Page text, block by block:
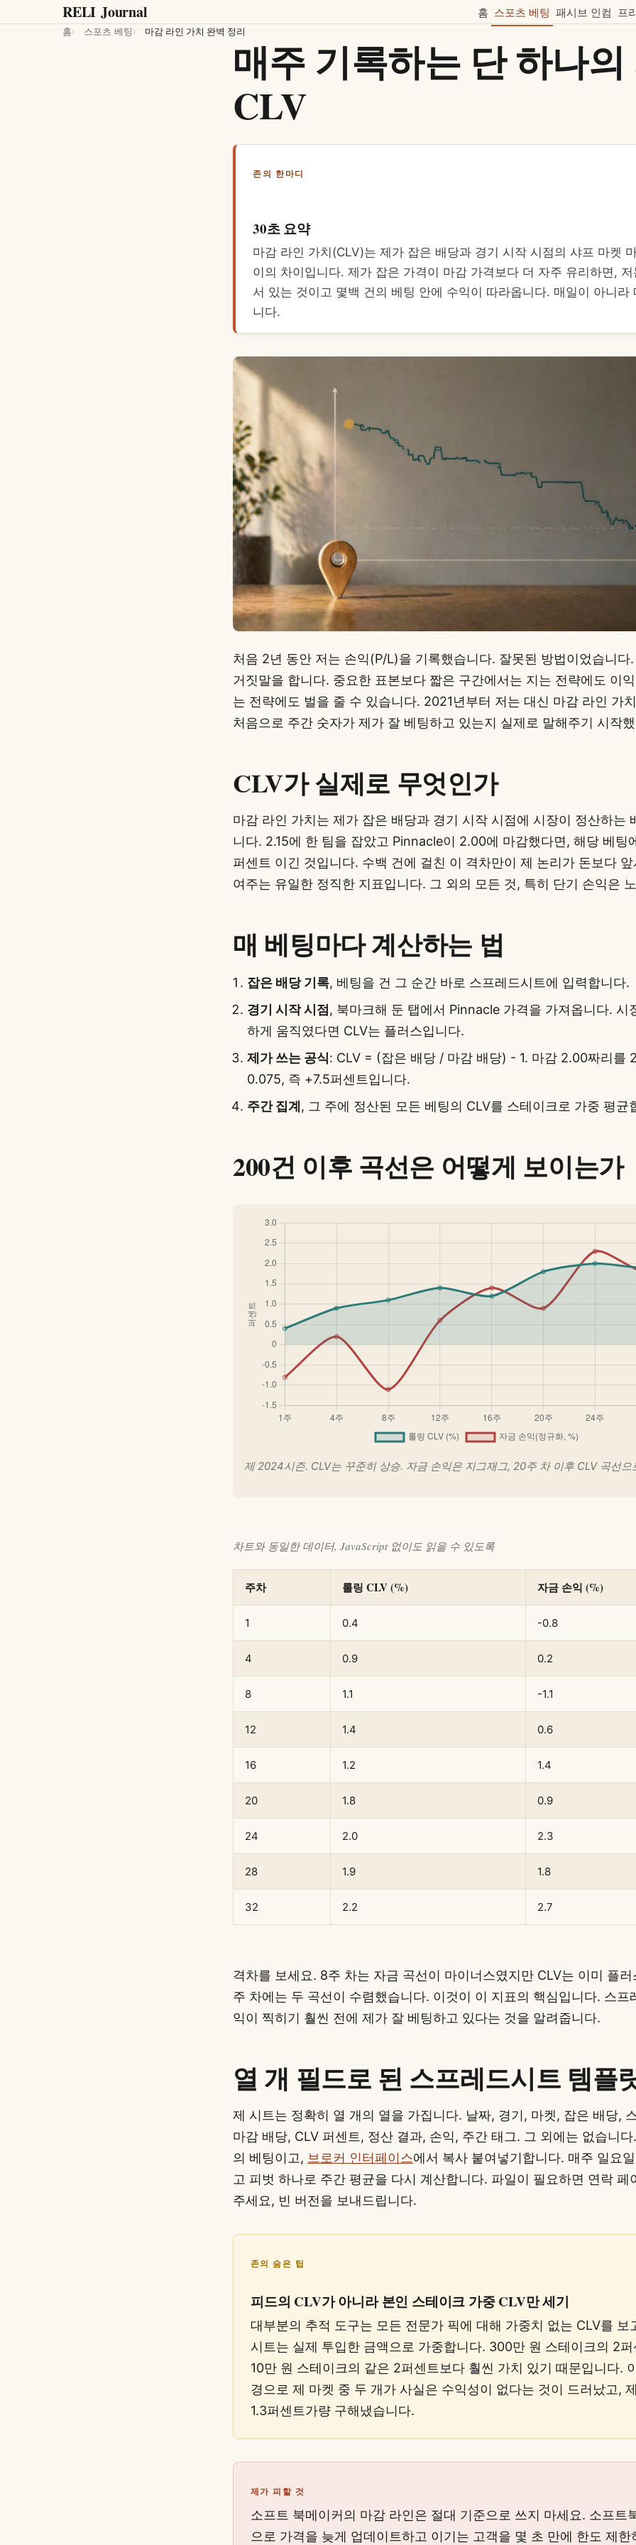
RELI Journal 홈 스포츠 베팅 패시브 인컴 프
홈 스포츠 베팅 마감 라인 가치 완벽 정리
매주 기록하는 단 하나
CLV
존의 한마디
30초 요약
마감 라인 가치(CLV)는 제가 잡은 배당과 경기 시작 시점의 샤프 마켓
이의 차이입니다. 제가 잡은 가격이 마감 가격보다 더 자주 유리하면,
서 있는 것이고 몇백 건의 베팅 안에 수익이 따라옵니다. 매일이 아니라
니다.
처음 2년 동안 저는 손익(P/L)을 기록했습니다. 잘못된 방법이었습니다
거짓말을 합니다. 중요한 표본보다 짧은 구간에서는 지는 전략에도 이
는 전략에도 벌을 줄 수 있습니다. 2021년부터 저는 대신 마감 라인 가
처음으로 주간 숫자가 제가 잘 베팅하고 있는지 실제로 말해주기 시작
CLV가 실제로 무엇인가
마감 라인 가치는 제가 잡은 배당과 경기 시작 시점에 시장이 정산하는
니다. 2.15에 한 팀을 잡았고 Pinnacle이 2.00에 마감했다면, 해당 베팅
퍼센트 이긴 것입니다. 수백 건에 걸친 이 격차만이 제 논리가 돈보다 앞
여주는 유일한 정직한 지표입니다. 그 외의 모든 것, 특히 단기 손익은
매 베팅마다 계산하는 법
잡은 배당 기록, 베팅을 건 그 순간 바로 스프레드시트에 입력합니다.
경기 시작 시점 , 북마크해 둔 탭에서 Pinnacle 가격을 가져옵니다. 시
하게 움직였다면 CLV는 플러스입니다.
제가 쓰는 공식: CLV = (잡은 배당 / 마감 배당) - 1. 마감 2.00짜리를
0.075, 즉 +7.5퍼센트입니다.
주간 집계 , 그 주에 정산된 모든 베팅의 CLV를 스테이크로 가중 평균
200건 이후 곡선은 어떻게 보이는가
제 2024시즌. CLV는 꾸준히 상승. 자금 손익은 지그재그, 20주 차 이후 CLV 곡선으
차트와 동일한 데이터, JavaScript 없이도 읽을 수 있도록
주차 롤링 CLV (%) 자금 손익 (%)
1 0.4 -0.8
4 0.9 0.2
8 1.1 -1.1
12 1.4 0.6
16 1.2 1.4
20 1.8 0.9
24 2.0 2.3
28 1.9 1.8
32 2.2 2.7
격차를 보세요. 8주 차는 자금 곡선이 마이너스였지만 CLV는 이미 플
주 차에는 두 곡선이 수렴했습니다. 이것이 이 지표의 핵심입니다. 스프
익이 찍히기 훨씬 전에 제가 잘 베팅하고 있다는 것을 알려줍니다.
열 개 필드로 된 스프레드시트 템플
제 시트는 정확히 열 개의 열을 가집니다. 날짜, 경기, 마켓, 잡은 배당,
마감 배당, CLV 퍼센트, 정산 결과, 손익, 주간 태그. 그 외에는 없습니다
의 베팅이고, 브로커 인터페이스에서 복사 붙여넣기합니다. 매주 일요
고 피벗 하나로 주간 평균을 다시 계산합니다. 파일이 필요하면 연락 페
주세요, 빈 버전을 보내드립니다.
존의 숨은 팁
피드의 CLV가 아니라 본인 스테이크 가중 CLV만 세기
대부분의 추적 도구는 모든 전문가 픽에 대해 가중치 없는 CLV를 보
시트는 실제 투입한 금액으로 가중합니다. 300만 원 스테이크의 2퍼
10만 원 스테이크의 같은 2퍼센트보다 훨씬 가치 있기 때문입니다.
경으로 제 마켓 중 두 개가 사실은 수익성이 없다는 것이 드러났고,
1.3퍼센트가량 구해냈습니다.
제가 피할 것
소프트 북메이커의 마감 라인은 절대 기준으로 쓰지 마세요. 소프트
으로 가격을 늦게 업데이트하고 이기는 고객을 몇 초 만에 한도 제한